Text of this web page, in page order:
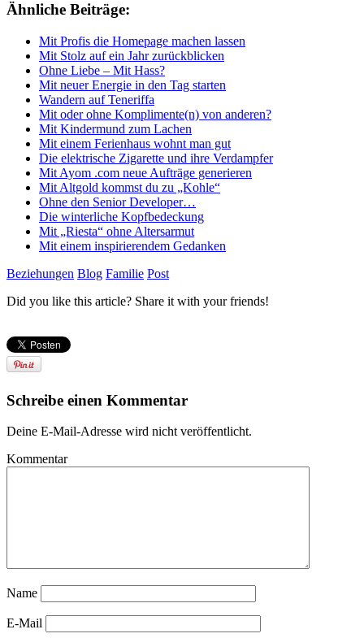
Ähnliche Beiträge:
Mit Profis die Homepage machen lassen
Mit Stolz auf ein Jahr zurückblicken
Ohne Liebe – Mit Hass?
Mit neuer Energie in den Tag starten
Wandern auf Teneriffa
Mit oder ohne Komplimente(n) von anderen?
Mit Kindermund zum Lachen
Mit einem Ferienhaus wohnt man gut
Die elektrische Zigarette und ihre Verdampfer
Mit Ayom .com neue Aufträge generieren
Mit Altgold kommst du zu „Kohle“
Ohne den Senior Developer…
Die winterliche Kopfbedeckung
Mit „Riesta“ ohne Altersarmut
Mit einem inspirierendem Gedanken
Beziehungen Blog Familie Post
Did you like this article? Share it with your friends!
Schreibe einen Kommentar
Deine E-Mail-Adresse wird nicht veröffentlicht.
Kommentar
Name
E-Mail